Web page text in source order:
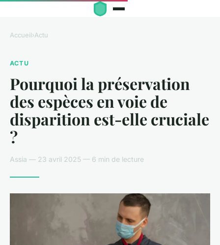
Accueil›Actu
ACTU
Pourquoi la préservation
des espèces en voie de
disparition est-elle cruciale
?
Assia — 23 avril 2025 — 6 min de lecture